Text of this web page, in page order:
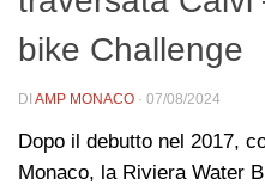
bike Challenge
DI AMP MONACO · 07/08/2024
Dopo il debutto nel 2017,
Monaco, la Riviera Water